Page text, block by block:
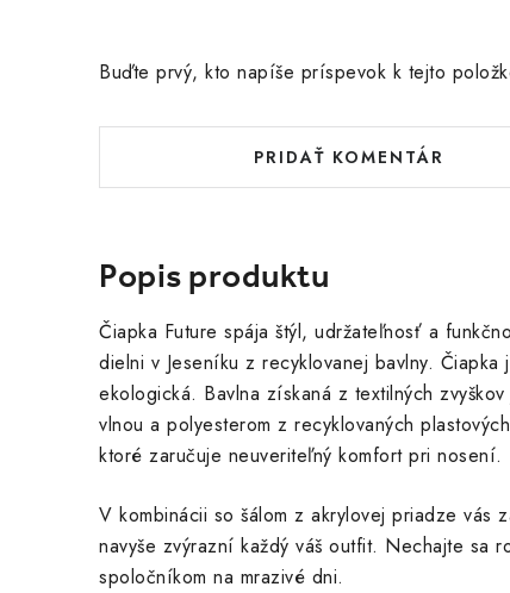
Popis produktu
Čiapka Future spája štýl, udržateľnosť a
dielni v Jeseníku z recyklovanej bavlny. Čiapka
ekologická. Bavlna získaná z textilných
vlnou a polyesterom z recyklovaných
ktoré zaručuje neuveriteľný komfort pri nosení.
V kombinácii so šálom z akrylovej priadze vás
navyše zvýrazní každý váš outfit. Nechajte sa
spoločníkom na mrazivé dni.
Buďte prvý, kto napíše príspevok k tejto
PRIDAŤ KOMENTÁR